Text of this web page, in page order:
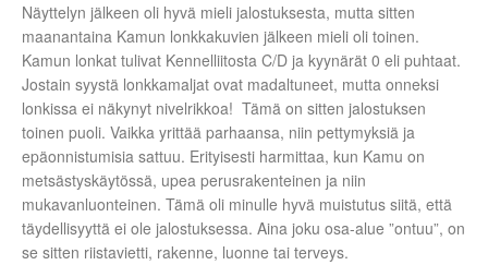
Näyttelyn jälkeen oli hyvä mieli jalostuksesta, mutta sitten
maanantaina Kamun lonkkakuvien jälkeen mieli oli toinen.
Kamun lonkat tulivat Kennelliitosta C/D ja kyynärät 0 eli puhtaat.
Jostain syystä lonkkamaljat ovat madaltuneet, mutta onneksi
lonkissa ei näkynyt nivelrikkoa! Tämä on sitten jalostuksen
toinen puoli. Vaikka yrittää parhaansa, niin pettymyksiä ja
epäonnistumisia sattuu. Erityisesti harmittaa, kun Kamu on
metsästyskäytössä, upea perusrakenteinen ja niin
mukavanluonteinen. Tämä oli minulle hyvä muistutus siitä, että
täydellisyyttä ei ole jalostuksessa. Aina joku osa-alue ”ontuu”, on
se sitten riistavietti, rakenne, luonne tai terveys.